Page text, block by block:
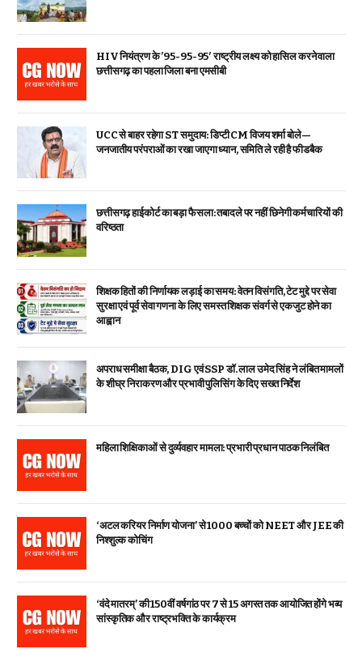
HIV नियंत्रण के ’95-95-95′ राष्ट्रीय लक्ष्य को हासिल करने वाला
छत्तीसगढ़ का पहला जिला बना एमसीबी
UCC से बाहर रहेगा ST समुदाय: डिप्टी CM विजय शर्मा बोले—
जनजातीय परंपराओं का रखा जाएगा ध्यान, समिति ले रही है फीडबैक
छत्तीसगढ़ हाईकोर्ट का बड़ा फैसला: तबादले पर नहीं छिनेगी कर्मचारियों की
वरिष्ठता
शिक्षक हितों की निर्णायक लड़ाई का समय: वेतन विसंगति, टेट मुद्दे पर सेवा
सुरक्षा एवं पूर्व सेवा गणना के लिए समस्त शिक्षक संवर्ग से एकजुट होने का
आह्वान
अपराध समीक्षा बैठक, DIG एवं SSP डॉ. लाल उमेद सिंह ने लंबित मामलों
के शीघ्र निराकरण और प्रभावी पुलिसिंग के दिए सख्त निर्देश
महिला शिक्षिकाओं से दुर्व्यवहार मामला: प्रभारी प्रधान पाठक निलंबित
‘अटल करियर निर्माण योजना’ से 1000 बच्चों को NEET और JEE की
निश्शुल्क कोचिंग
‘वंदे मातरम्’ की 150वीं वर्षगांठ पर 7 से 15 अगस्त तक आयोजित होंगे भव्य
सांस्कृतिक और राष्ट्रभक्ति के कार्यक्रम